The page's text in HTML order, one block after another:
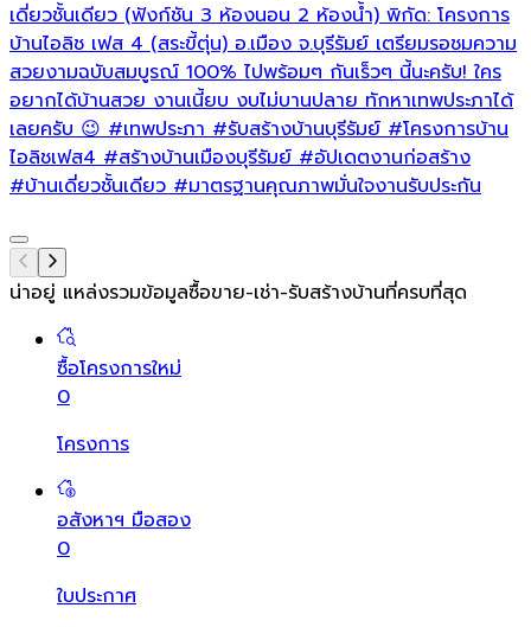
เดี่ยวชั้นเดียว (ฟังก์ชัน 3 ห้องนอน 2 ห้องน้ำ) พิกัด: โครงการ
บ้านไอลิช เฟส 4 (สระขี้ตุ่น) อ.เมือง จ.บุรีรัมย์ เตรียมรอชมความ
สวยงามฉบับสมบูรณ์ 100% ไปพร้อมๆ กันเร็วๆ นี้นะครับ! ใคร
อยากได้บ้านสวย งานเนี้ยบ งบไม่บานปลาย ทักหาเทพประภาได้
เลยครับ 😉#เทพประภา #รับสร้างบ้านบุรีรัมย์ #โครงการบ้าน
ไอลิชเฟส4 #สร้างบ้านเมืองบุรีรัมย์ #อัปเดตงานก่อสร้าง
#บ้านเดี่ยวชั้นเดียว #มาตรฐานคุณภาพมั่นใจงานรับประกัน
น่าอยู่ แหล่งรวมข้อมูลซื้อขาย-เช่า-รับสร้างบ้านที่ครบที่สุด
ซื้อโครงการใหม่
0
โครงการ
อสังหาฯ มือสอง
0
ใบประกาศ